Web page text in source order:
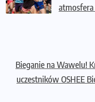
Bieganie na Wawelu!
uczestników OSHEE